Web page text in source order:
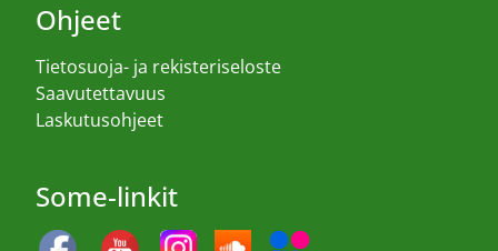
Ohjeet
Tietosuoja- ja rekisteriseloste
Saavutettavuus
Laskutusohjeet
Some-linkit